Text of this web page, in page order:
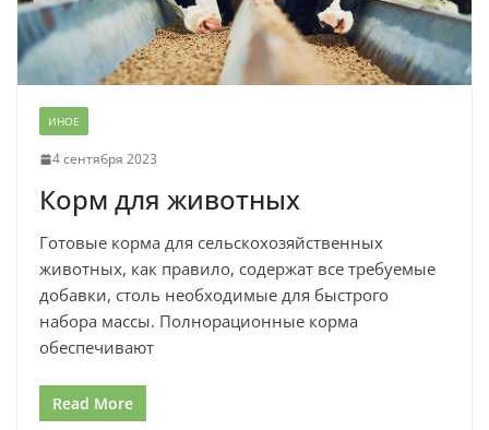
ИНОЕ
4 сентября 2023
Корм для животных
Готовые корма для сельскохозяйственных
животных, как правило, содержат все требуемые
добавки, столь необходимые для быстрого
набора массы. Полнорационные корма
обеспечивают
Read More